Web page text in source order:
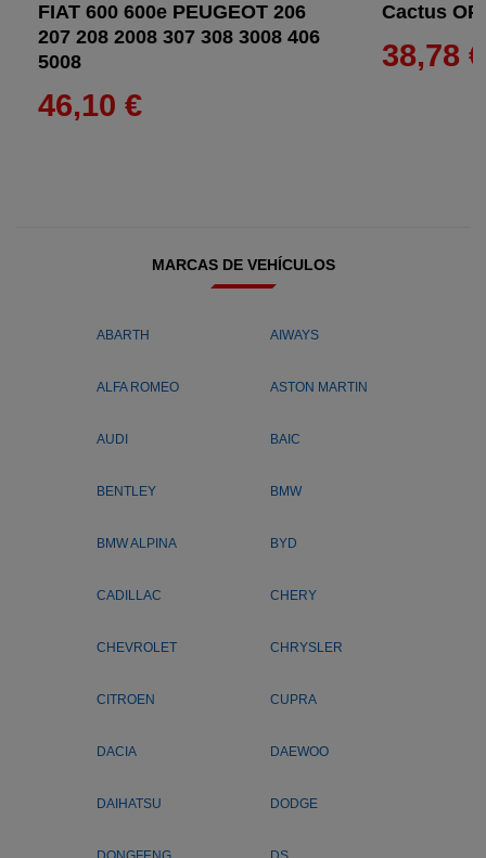
FIAT 600 600e PEUGEOT 206
207 208 2008 307 308 3008 406
5008
46,10 €
Cactus
38,78 €
MARCAS DE VEHÍCULOS
ABARTH AIWAYS
ALFA ROMEO ASTON MARTIN
AUDI BAIC
BENTLEY BMW
BMW ALPINA BYD
CADILLAC CHERY
CHEVROLET CHRYSLER
CITROEN CUPRA
DACIA DAEWOO
DAIHATSU DODGE